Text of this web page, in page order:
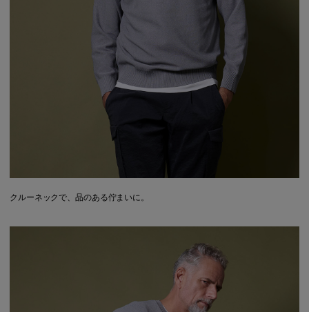
クルーネックで、品のある佇まいに。